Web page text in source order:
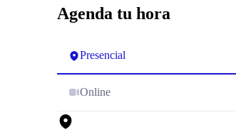
Agenda tu hora
Presencial
Online